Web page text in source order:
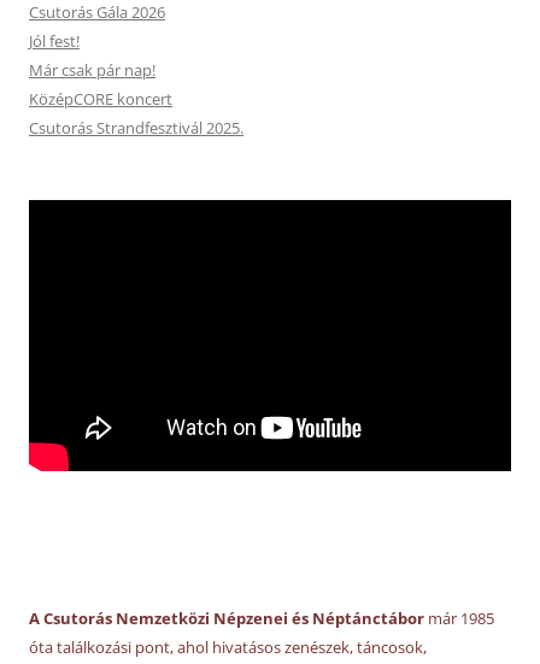
Csutorás Gála 2026
Jól fest!
Már csak pár nap!
KözépCORE koncert
Csutorás Strandfesztivál 2025.
A Csutorás Nemzetközi Népzenei és Néptánctábor már 1985
óta találkozási pont, ahol hivatásos zenészek, táncosok,